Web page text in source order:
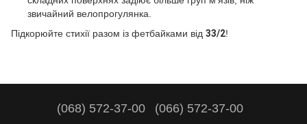
звичайний велопрогулянка.
Підкорюйте стихії разом із фетбайками від 33/2!
(068) 572-37-00 (066) 572-37-00